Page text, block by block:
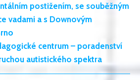
postižením, se souběžným
vadami a s Downovým
centrum – poradenství
autistického spektra